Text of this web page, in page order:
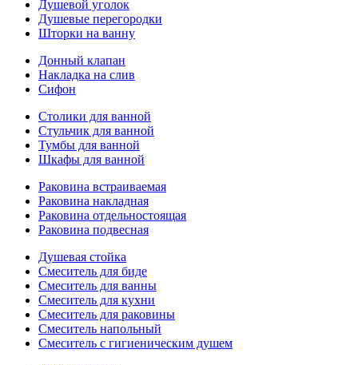
Душевой уголок
Душевые перегородки
Шторки на ванну
Донный клапан
Накладка на слив
Сифон
Столики для ванной
Стульчик для ванной
Тумбы для ванной
Шкафы для ванной
Раковина встраиваемая
Раковина накладная
Раковина отдельностоящая
Раковина подвесная
Душевая стойка
Смеситель для биде
Смеситель для ванны
Смеситель для кухни
Смеситель для раковины
Смеситель напольный
Смеситель с гигиеническим душем